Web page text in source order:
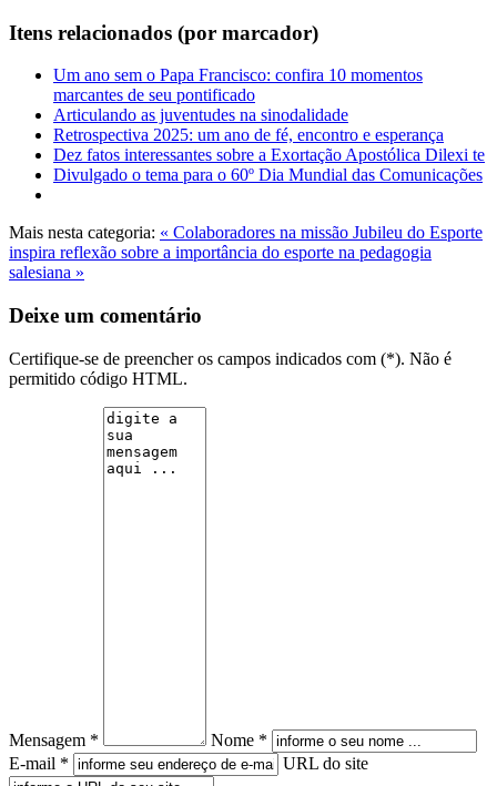
Itens relacionados (por marcador)
Um ano sem o Papa Francisco: confira 10 momentos
marcantes de seu pontificado
Articulando as juventudes na sinodalidade
Retrospectiva 2025: um ano de fé, encontro e esperança
Dez fatos interessantes sobre a Exortação Apostólica Dilexi te
Divulgado o tema para o 60º Dia Mundial das Comunicações
Mais nesta categoria: « Colaboradores na missão Jubileu do Esporte
inspira reflexão sobre a importância do esporte na pedagogia
salesiana »
Deixe um comentário
Certifique-se de preencher os campos indicados com (*). Não é
permitido código HTML.
Mensagem *
Nome *
E-mail *
URL do site